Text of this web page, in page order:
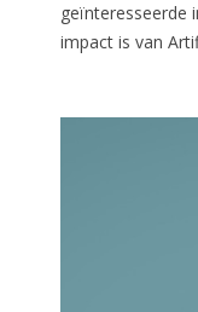
geïnteresseerde
impact is van